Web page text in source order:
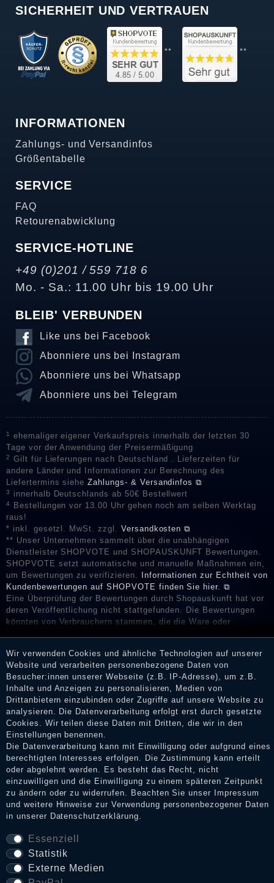
SICHERHEIT UND VERTRAUEN
** **
INFORMATIONEN
Zahlungs- und Versandinfos
Größentabelle
SERVICE
FAQ
Retourenabwicklung
SERVICE-HOTLINE
+49 (0)201 / 559 718 6
Mo. - Sa.: 11.00 Uhr bis 19.00 Uhr
BLEIB' VERBUNDEN
Like uns bei Facebook
Abonniere uns bei Instagram
Abonniere uns bei Whatsapp
Abonniere uns bei Telegram
1
ehemaliger eigener Verkaufspreis innerhalb der letzten 30
Tage vor der Anwendung der Preisermäßigung
2
Gilt für Lieferungen nach Deutschland . Lieferzeiten für
andere Länder und Informationen zur Berechnung des
Liefertermins sieheZahlungs- & Versandinfos ⧉
3 innerhalb Deutschlands ab 50€ Bestellwert
4
Bestellungen vor 13.00 Uhr gehen noch am selben Werktag
raus!
* inkl. gesetzl. MwSt. zzgl. Versandkosten ⧉
** Unser Unternehmen sammelt über die unabhängigen
Dienstleister SHOPVOTE und SHOPAUSKUNFT Bewertungen.
SHOPVOTE setzt automatische und manuelle Maßnahmen ein,
um Bewertungen zu verifizieren.
Informationen zur Echtheit von
Kundenbewertungen auf SHOPVOTE finden Sie hier. ⧉
Eine Überprüfung der Bewertungen durch Shopauskunft hat vor
deren Veröffentlichung nicht stattgefunden. Die Bewertungen
könnten von Verbrauchern stammen, die die Ware oder
Bewertungen verifizieren und über die erfolgte Verifizierung im
Shop informieren.
Impressum
Daten­schutz­erklärung
AGB
Widerrufs­recht
Wir verwenden Cookies und ähnliche Technologien auf unserer
Website und verarbeiten personenbezogene Daten von
Besucher:innen unserer Webseite (z.B. IP-Adresse), um z.B.
Inhalte und Anzeigen zu personalisieren, Medien von
Drittanbietern einzubinden oder Zugriffe auf unsere Website zu
analysieren. Die Datenverarbeitung erfolgt erst durch gesetzte
Cookies. Wir teilen diese Daten mit Dritten, die wir in den
Einstellungen benennen.
Die Datenverarbeitung kann mit Einwilligung oder aufgrund eines
berechtigten Interesses erfolgen. Die Zustimmung kann erteilt
oder abgelehnt werden. Es besteht das Recht, nicht
einzuwilligen und die Einwilligung zu einem späteren Zeitpunkt
zu ändern oder zu widerrufen. Beachten Sie unser
Impressum
und weitere Hinweise zur Verwendung personenbezogener Daten
in unserer Daten­schutz­erklärung.
Essenziell
Statistik
Externe Medien